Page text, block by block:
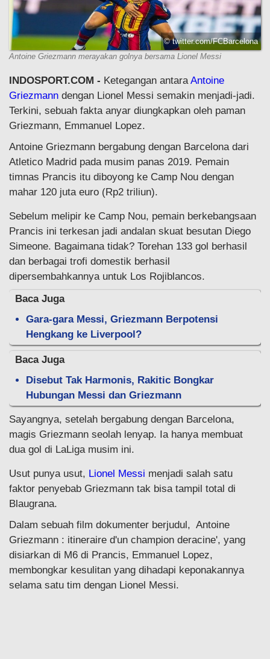
© twitter.com/FCBarcelona
Antoine Griezmann merayakan golnya bersama Lionel Messi
INDOSPORT.COM - Ketegangan antara Antoine
Griezmann dengan Lionel Messi semakin menjadi-jadi.
Terkini, sebuah fakta anyar diungkapkan oleh paman
Griezmann, Emmanuel Lopez.
Antoine Griezmann bergabung dengan Barcelona dari
Atletico Madrid pada musim panas 2019. Pemain
timnas Prancis itu diboyong ke Camp Nou dengan
mahar 120 juta euro (Rp2 triliun).
Sebelum melipir ke Camp Nou, pemain berkebangsaan
Prancis ini terkesan jadi andalan skuat besutan Diego
Simeone. Bagaimana tidak? Torehan 133 gol berhasil
dan berbagai trofi domestik berhasil
dipersembahkannya untuk Los Rojiblancos.
Baca Juga
Gara-gara Messi, Griezmann Berpotensi
Hengkang ke Liverpool?
Baca Juga
Disebut Tak Harmonis, Rakitic Bongkar
Hubungan Messi dan Griezmann
Sayangnya, setelah bergabung dengan Barcelona,
magis Griezmann seolah lenyap. Ia hanya membuat
dua gol di LaLiga musim ini.
Usut punya usut, Lionel Messi menjadi salah satu
faktor penyebab Griezmann tak bisa tampil total di
Blaugrana.
Dalam sebuah film dokumenter berjudul, Antoine
Griezmann : itineraire d'un champion deracine', yang
disiarkan di M6 di Prancis, Emmanuel Lopez,
membongkar kesulitan yang dihadapi keponakannya
selama satu tim dengan Lionel Messi.